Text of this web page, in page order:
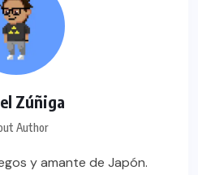
Zúñiga
Author
y amante de Japón.